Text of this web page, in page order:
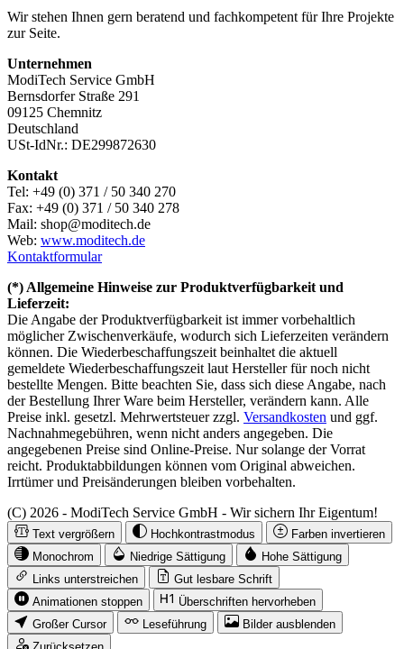
Wir stehen Ihnen gern beratend und fachkompetent für Ihre Projekte
zur Seite.
Unternehmen
ModiTech Service GmbH
Bernsdorfer Straße 291
09125 Chemnitz
Deutschland
USt-IdNr.: DE299872630
Kontakt
Tel: +49 (0) 371 / 50 340 270
Fax: +49 (0) 371 / 50 340 278
Mail: shop@moditech.de
Web: www.moditech.de
Kontaktformular
(*) Allgemeine Hinweise zur Produktverfügbarkeit und
Lieferzeit:
Die Angabe der Produktverfügbarkeit ist immer vorbehaltlich
möglicher Zwischenverkäufe, wodurch sich Lieferzeiten verändern
können. Die Wiederbeschaffungszeit beinhaltet die aktuell
gemeldete Wiederbeschaffungszeit laut Hersteller für noch nicht
bestellte Mengen. Bitte beachten Sie, dass sich diese Angabe, nach
der Bestellung Ihrer Ware beim Hersteller, verändern kann. Alle
Preise inkl. gesetzl. Mehrwertsteuer zzgl. Versandkosten und ggf.
Nachnahmegebühren, wenn nicht anders angegeben. Die
angegebenen Preise sind Online-Preise. Nur solange der Vorrat
reicht. Produktabbildungen können vom Original abweichen.
Irrtümer und Preisänderungen bleiben vorbehalten.
(C) 2026 - ModiTech Service GmbH - Wir sichern Ihr Eigentum!
Text vergrößern Hochkontrastmodus
Farben invertieren
Monochrom
Niedrige Sättigung
Hohe Sättigung
Links unterstreichen
Gut lesbare Schrift
Animationen stoppen
Überschriften hervorheben
Großer Cursor
Leseführung
Bilder ausblenden